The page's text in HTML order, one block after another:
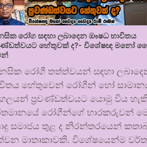
රෝග සඳහා ලබාදෙන ඖෂධ භාවිතය
හේතුවක් ද?- විශේෂඥ මනෝ
රෝගී තත්ත්වයන් සඳහා
හේතුවෙන් රෝගීන් හෝ
ප්‍රචණ්ඩත්වයට යොමු විය
රෝගීන්ගේ භාරකරුවන්
සමාජය තුළ ද නිරන්තරයෙන්
මාතෘකාවකි. විශේෂයෙන්ම